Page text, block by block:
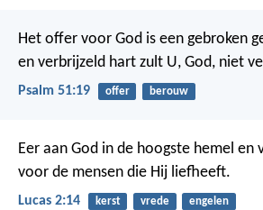
Het offer voor God is een gebroken
en verbrijzeld hart zult U, God, niet
Psalm 51:19 offer berouw
Eer aan God in de hoogste hemel en
voor de mensen die Hij liefheeft.
Lucas 2:14 kerst vrede engelen